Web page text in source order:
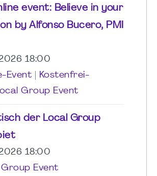
event: Believe in your
by Alfonso Bucero, PMI
18:00
Event
Kostenfrei-
Group Event
der Local Group
18:00
Group Event